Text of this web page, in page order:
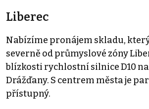
Liberec
Nabízíme pronájem skladu,
severně od průmyslové zóny
blízkosti rychlostní silnice D10
Drážďany. S centrem města je
přístupný.